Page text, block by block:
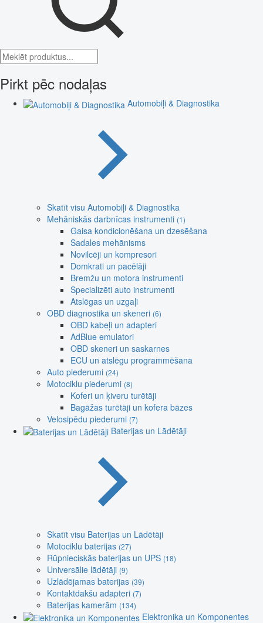
Pirkt pēc nodaļas
Automobiļi & Diagnostika
Skatīt visu Automobiļi & Diagnostika
Mehāniskās darbnīcas instrumenti (1)
Gaisa kondicionēšana un dzesēšana
Sadales mehānisms
Novilcēji un kompresori
Domkrati un pacēlāji
Bremžu un motora instrumenti
Specializēti auto instrumenti
Atslēgas un uzgaļi
OBD diagnostika un skeneri (6)
OBD kabeļi un adapteri
AdBlue emulatori
OBD skeneri un saskarnes
ECU un atslēgu programmēšana
Auto piederumi (24)
Motociklu piederumi (8)
Koferi un ķiveru turētāji
Bagāžas turētāji un kofera bāzes
Velosipēdu piederumi (7)
Baterijas un Lādētāji
Skatīt visu Baterijas un Lādētāji
Motociklu baterijas (27)
Rūpnieciskās baterijas un UPS (18)
Universālie lādētāji (9)
Uzlādējamas baterijas (39)
Kontaktdakšu adapteri (7)
Baterijas kamerām (134)
Elektronika un Komponentes